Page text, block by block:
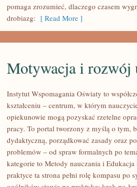
pomaga zrozumieć, dlaczego czasem
drobiazg: [ Read More ]
MOTYWACJA
ROZWÓJ
Motywacja i rozwój
Instytut Wspomagania Oświaty to
kształceniu – centrum, w którym
opiekunowie mogą pozyskać rzetelne
pracy. To portal tworzony z myślą o tym,
dydaktyczną, porządkować zasady oraz
problemów – od spraw formalnych po
kategorie to Metody nauczania i
praktyce ta strona pełni rolę kompasu po